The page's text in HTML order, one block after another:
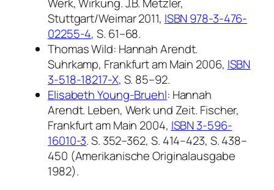
Stuttgart/Weimar 2011, ISBN 978-3-476-
02255-4, S. 61–68.
Thomas Wild: Hannah Arendt.
Suhrkamp, Frankfurt am Main 2006, ISBN
3-518-18217-X, S. 85–92.
Elisabeth Young-Bruehl: Hannah
Arendt. Leben, Werk und Zeit. Fischer,
Frankfurt am Main 2004, ISBN 3-596-
16010-3. S. 352–362, S. 414–423, S. 438–
450 (Amerikanische Originalausgabe
1982).